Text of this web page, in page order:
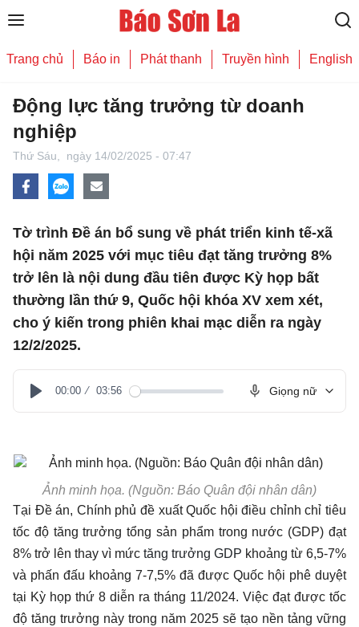
Trang chủ Báo in Phát thanh Truyền hình English
Động lực tăng trưởng từ doanh
nghiệp
Thứ Sáu, ngày 14/02/2025 - 07:47
Tờ trình Đề án bổ sung về phát triển kinh tế-xã
hội năm 2025 với mục tiêu đạt tăng trưởng 8%
trở lên là nội dung đầu tiên được Kỳ họp bất
thường lần thứ 9, Quốc hội khóa XV xem xét,
cho ý kiến trong phiên khai mạc diễn ra ngày
12/2/2025.
Play
00:00 03:56 Giọng nữ
Ảnh minh họa. (Nguồn: Báo Quân đội nhân dân)
Tại Đề án, Chính phủ đề xuất Quốc hội điều chỉnh chỉ tiêu
tốc độ tăng trưởng tổng sản phẩm trong nước (GDP) đạt
8% trở lên thay vì mức tăng trưởng GDP khoảng từ 6,5-7%
và phấn đấu khoảng 7-7,5% đã được Quốc hội phê duyệt
tại Kỳ họp thứ 8 diễn ra tháng 11/2024. Việc đạt được tốc
độ tăng trưởng này trong năm 2025 sẽ tạo nền tảng vững